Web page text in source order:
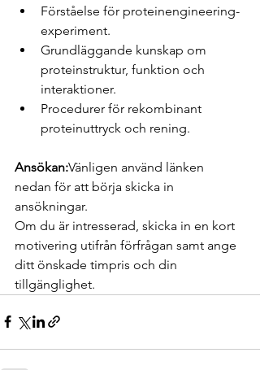
Förståelse för proteinengineering-
experiment.
Grundläggande kunskap om
proteinstruktur, funktion och
interaktioner.
Procedurer för rekombinant
proteinuttryck och rening.
Ansökan:Vänligen använd länken
nedan för att börja skicka in
ansökningar.
Om du är intresserad, skicka in en kort
motivering utifrån förfrågan samt ange
ditt önskade timpris och din
tillgänglighet.